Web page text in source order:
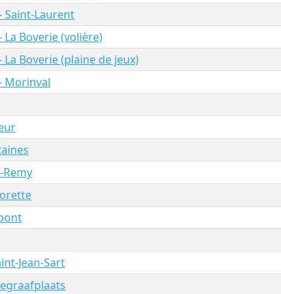
Saint-Laurent
La Boverie (volière)
Boverie (plaine de jeux)
Morinval
Remy
Jean-Sart